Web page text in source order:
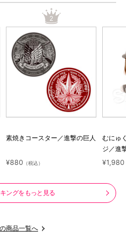
2
素焼きコースター／進撃の巨人
¥880 （税込）
むにゅ
ジ／進
ラクタ
¥1,980
ングをもっと見る
商品一覧へ